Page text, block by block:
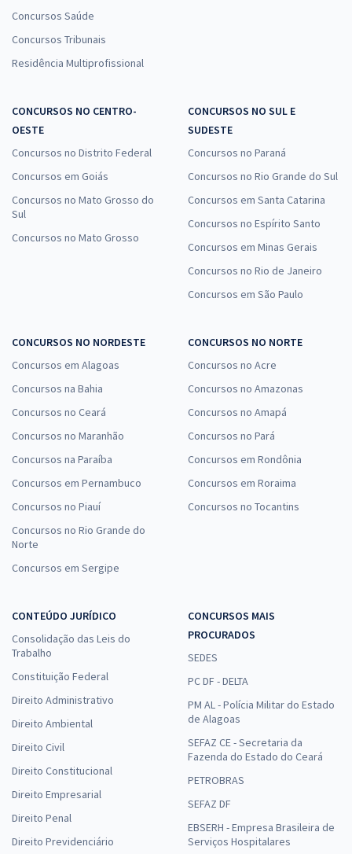
Concursos Saúde
Concursos Tribunais
Residência Multiprofissional
CONCURSOS NO CENTRO-
OESTE
Concursos no Distrito Federal
Concursos em Goiás
Concursos no Mato Grosso do
Sul
Concursos no Mato Grosso
CONCURSOS NO SUL E
SUDESTE
Concursos no Paraná
Concursos no Rio Grande do Sul
Concursos em Santa Catarina
Concursos no Espírito Santo
Concursos em Minas Gerais
Concursos no Rio de Janeiro
Concursos em São Paulo
CONCURSOS NO NORDESTE
Concursos em Alagoas
Concursos na Bahia
Concursos no Ceará
Concursos no Maranhão
Concursos na Paraíba
Concursos em Pernambuco
Concursos no Piauí
Concursos no Rio Grande do
Norte
Concursos em Sergipe
CONCURSOS NO NORTE
Concursos no Acre
Concursos no Amazonas
Concursos no Amapá
Concursos no Pará
Concursos em Rondônia
Concursos em Roraima
Concursos no Tocantins
CONTEÚDO JURÍDICO
Consolidação das Leis do
Trabalho
Constituição Federal
Direito Administrativo
Direito Ambiental
Direito Civil
Direito Constitucional
Direito Empresarial
Direito Penal
Direito Previdenciário
CONCURSOS MAIS
PROCURADOS
SEDES
PC DF - DELTA
PM AL - Polícia Militar do Estado
de Alagoas
SEFAZ CE - Secretaria da
Fazenda do Estado do Ceará
PETROBRAS
SEFAZ DF
EBSERH - Empresa Brasileira de
Serviços Hospitalares